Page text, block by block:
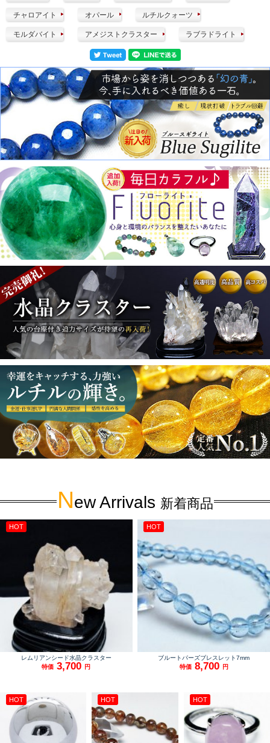
チャロアイト オパール ルチルクォーツ
モルダバイト アメジストクラスター ラブラドライト